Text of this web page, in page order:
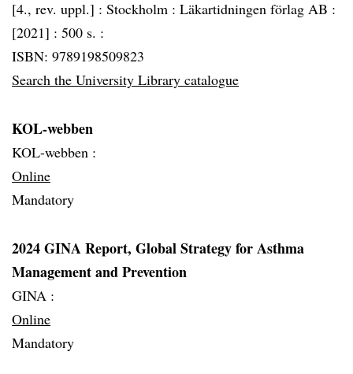
[4., rev. uppl.] : Stockholm : Läkartidningen förlag AB :
[2021] : 500 s. :
ISBN: 9789198509823
Search the University Library catalogue
KOL-webben
KOL-webben :
Online
Mandatory
2024 GINA Report, Global Strategy for Asthma
Management and Prevention
GINA :
Online
Mandatory